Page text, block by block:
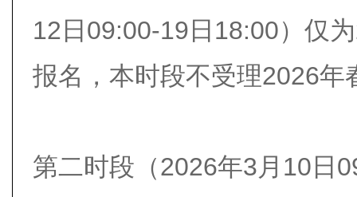
12日09:00-19日18:00）仅
报名，本时段不受理2026
第二时段（2026年3月10日